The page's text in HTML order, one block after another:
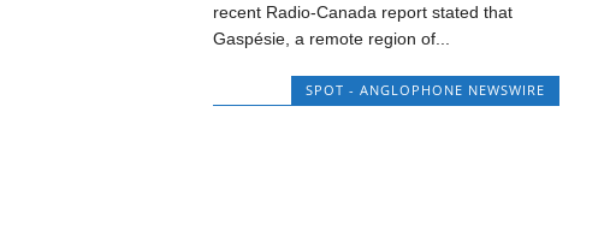
recent Radio-Canada report stated that
Gaspésie, a remote region of...
SPOT - ANGLOPHONE NEWSWIRE